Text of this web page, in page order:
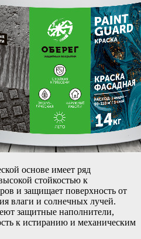
основе имеет ряд
стойкостью к
и защищает поверхность от
влаги и солнечных лучей.
защитные наполнители,
к истиранию и механическим